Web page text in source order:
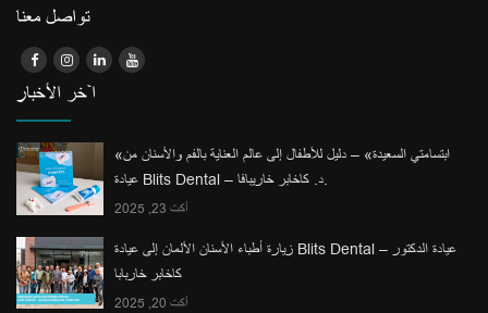
تواصل معنا
آخر الأخبار
«ابتسامتي السعيدة» – دليل للأطفال إلى عالم العناية بالفم والأسنان من
عيادة Blits Dental – د. كاخابر خاريبافا.
أكت 23, 2025
زيارة أطباء الأسنان الألمان إلى عيادة Blits Dental – عيادة الدكتور
كاخابر خاربابا
أكت 20, 2025